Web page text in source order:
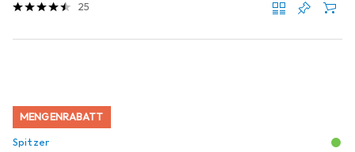
25
MENGENRABATT
Spitzer